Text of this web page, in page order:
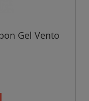
Gel Vento